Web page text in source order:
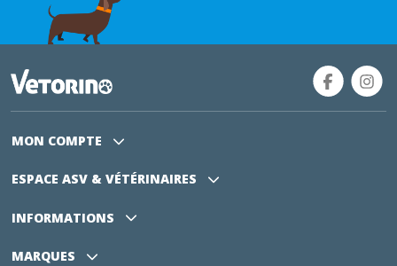
MON COMPTE
ESPACE ASV & VÉTÉRINAIRES
INFORMATIONS
MARQUES